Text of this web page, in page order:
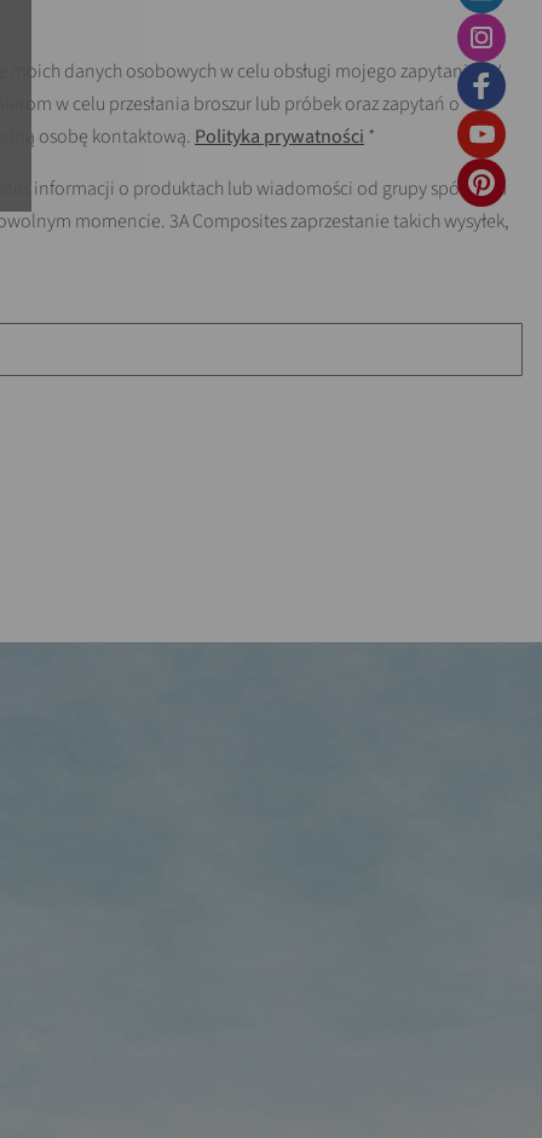
moich danych osobowych w celu obsługi mojego zapytania. W
w celu przesłania broszur lub próbek oraz zapytań o
osobę kontaktową. Polityka prywatności *
informacji o produktach lub wiadomości od grupy spółek na
momencie. 3A Composites zaprzestanie takich wysyłek,